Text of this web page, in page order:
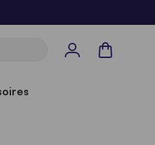
Panier